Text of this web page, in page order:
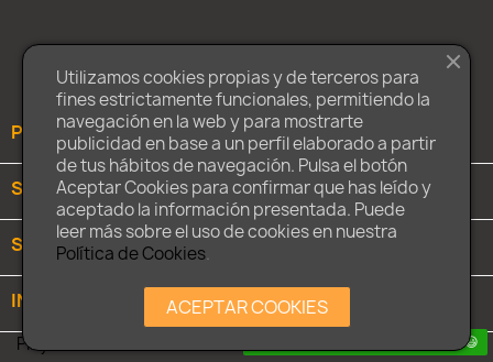
PRODUCTOS
SOBRE NOSOTROS
SU CUENTA
INFORMACIÓN DE LA TIENDA
¿Necesitas ayuda? Contáctanos 😃
Playmaniac.es
Utilizamos cookies propias y de terceros para
fines estrictamente funcionales, permitiendo la
navegación en la web y para mostrarte
publicidad en base a un perfil elaborado a partir
de tus hábitos de navegación. Pulsa el botón
Aceptar Cookies para confirmar que has leído y
aceptado la información presentada. Puede
leer más sobre el uso de cookies en nuestra
Política de Cookies.
ACEPTAR COOKIES